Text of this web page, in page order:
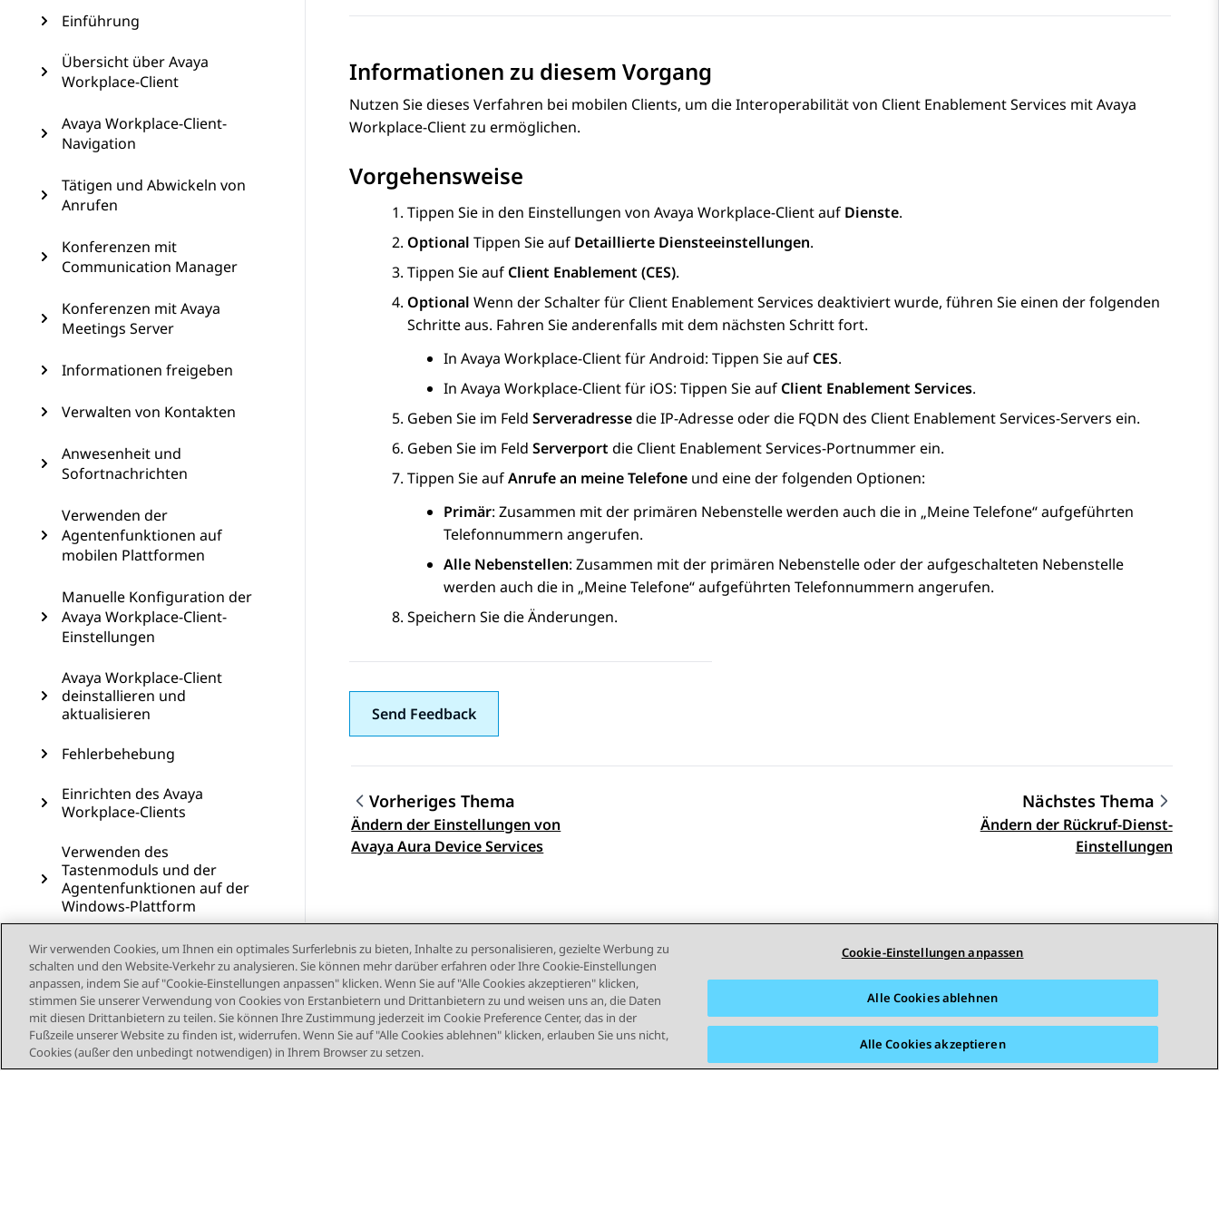
Einführung
Übersicht über Avaya
Workplace-Client
Avaya Workplace-Client-
Navigation
Tätigen und Abwickeln von
Anrufen
Konferenzen mit
Communication Manager
Konferenzen mit Avaya
Meetings Server
Informationen freigeben
Verwalten von Kontakten
Anwesenheit und
Sofortnachrichten
Verwenden der
Agentenfunktionen auf
mobilen Plattformen
Manuelle Konfiguration der
Avaya Workplace-Client-
Einstellungen
Avaya Workplace-Client
deinstallieren und
aktualisieren
Fehlerbehebung
Einrichten des Avaya
Workplace-Clients
Verwenden des
Tastenmoduls und der
Agentenfunktionen auf der
Windows-Plattform
Verwenden von Avaya
Calling für Microsoft Teams
Verwenden von Avaya Call
for Government
Konfigurieren des Avaya
Informationen zu diesem Vorgang
Nutzen Sie dieses Verfahren bei mobilen Clients, um die Interoperabilität von Client Enablement Services mitAvaya
Workplace-Clientzu ermöglichen.
Vorgehensweise
Tippen Sie in den Einstellungen von Avaya Workplace-Clientauf Dienste.
Optional Tippen Sie auf Detaillierte Diensteeinstellungen.
Tippen Sie auf Client Enablement (CES).
Optional Wenn der Schalter für Client Enablement Services deaktiviert wurde, führen Sie einen der folgenden
Schritte aus. Fahren Sie anderenfalls mit dem nächsten Schritt fort.
In Avaya Workplace-Client für Android: Tippen Sie auf CES.
In Avaya Workplace-Client für iOS: Tippen Sie auf Client Enablement Services.
Geben Sie im Feld Serveradressedie IP-Adresse oder die FQDN des Client Enablement Services-Servers ein.
Geben Sie im Feld Serverport die Client Enablement Services-Portnummer ein.
Tippen Sie aufAnrufe an meine Telefone und eine der folgenden Optionen:
Primär: Zusammen mit der primären Nebenstelle werden auch die in „Meine Telefone“ aufgeführten
Telefonnummern angerufen.
Alle Nebenstellen: Zusammen mit der primären Nebenstelle oder der aufgeschalteten Nebenstelle
werden auch die in „Meine Telefone“ aufgeführten Telefonnummern angerufen.
Speichern Sie die Änderungen.
Send Feedback
Themennavigation
Vorheriges Thema
Ändern der Einstellungen von
Avaya Aura Device Services
Nächstes Thema
Ändern der Rückruf-Dienst-
Einstellungen
Wir verwenden Cookies, um Ihnen ein optimales Surferlebnis zu bieten, Inhalte zu personalisieren, gezielte Werbung zu
schalten und den Website-Verkehr zu analysieren. Sie können mehr darüber erfahren oder Ihre Cookie-Einstellungen
anpassen, indem Sie auf "Cookie-Einstellungen anpassen" klicken. Wenn Sie auf "Alle Cookies akzeptieren" klicken,
stimmen Sie unserer Verwendung von Cookies von Erstanbietern und Drittanbietern zu und weisen uns an, die Daten
mit diesen Drittanbietern zu teilen. Sie können Ihre Zustimmung jederzeit im Cookie Preference Center, das in der
Fußzeile unserer Website zu finden ist, widerrufen. Wenn Sie auf "Alle Cookies ablehnen" klicken, erlauben Sie uns nicht,
Cookies (außer den unbedingt notwendigen) in Ihrem Browser zu setzen.
Cookie-Einstellungen anpassen
Alle Cookies ablehnen
Alle Cookies akzeptieren